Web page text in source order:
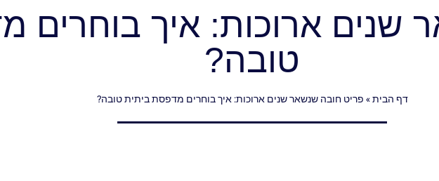
שנים ארוכות: איך בוחרים
טובה?
דף הבית» פריט חובה שנשאר שנים ארוכות: איך בוחרים מדפסת ביתית טובה?